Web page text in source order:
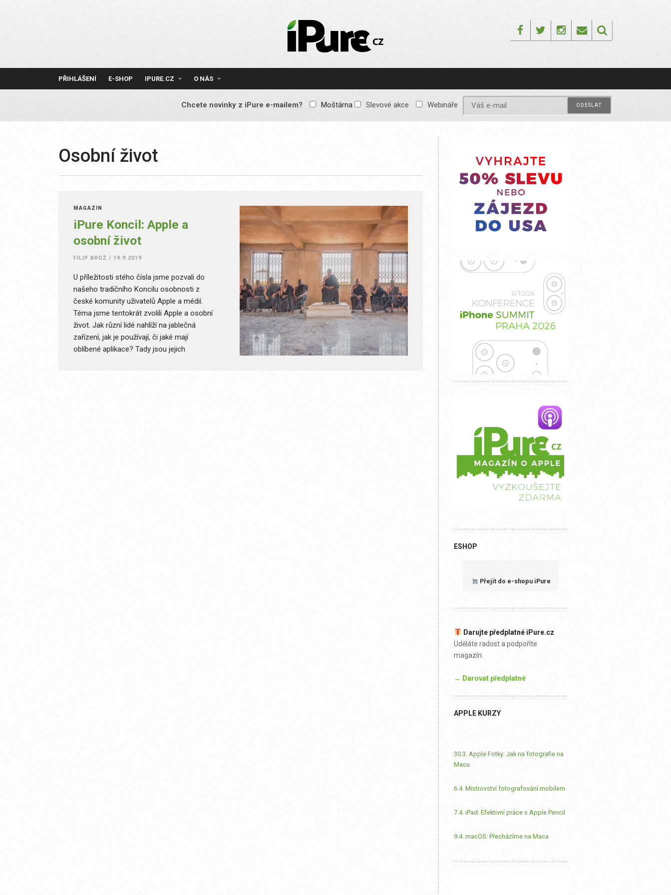
IPURE.CZ
Prémiový Apple e-
reklamy, žádné
obsah pro všechny
FacebookTwitterInstagram
Email
PŘIHLÁŠENÍ E-SHOP IPURE.CZ O NÁS
Chcete novinky z iPure e-mailem? Moštárna Slevové akce Webináře
Osobní život
MAGAZÍN
iPure Koncil: Apple a
osobní život
FILIP BROŽ / 19.9.2019
U příležitosti stého čísla jsme pozvali do
našeho tradičního Koncilu osobnosti z
české komunity uživatelů Apple a médií.
Téma jsme tentokrát zvolili Apple a osobní
život. Jak různí lidé nahlíží na jablečná
zařízení, jak je používají, či jaké mají
oblíbené aplikace? Tady jsou jejich
ESHOP
Přejít do e-shopu iPure
Darujte předplatné iPure.cz
Uděláte radost a podpoříte
magazín.
→ Darovat předplatné
APPLE KURZY
30.3. Apple Fotky: Jak na fotografie na
Macu
6.4. Mistrovství fotografování mobilem
7.4. iPad: Efektivní práce s Apple Pencil
9.4. macOS: Přecházíme na Maca